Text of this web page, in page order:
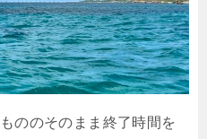
ののそのまま終了時間を